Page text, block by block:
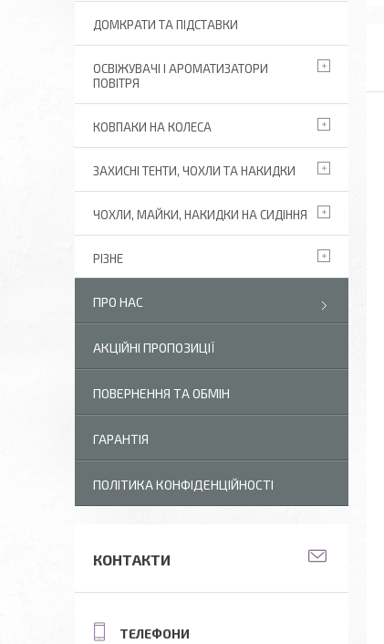
ДОМКРАТИ ТА ПІДСТАВКИ
ОСВІЖУВАЧІ І АРОМАТИЗАТОРИ
ПОВІТРЯ
КОВПАКИ НА КОЛЕСА
ЗАХИСНІ ТЕНТИ, ЧОХЛИ ТА НАКИДКИ
ЧОХЛИ, МАЙКИ, НАКИДКИ НА СИДІННЯ
РІЗНЕ
ПРО НАС
АКЦІЙНІ ПРОПОЗИЦІЇ
ПОВЕРНЕННЯ ТА ОБМІН
ГАРАНТІЯ
ПОЛІТИКА КОНФІДЕНЦІЙНОСТІ
КОНТАКТИ